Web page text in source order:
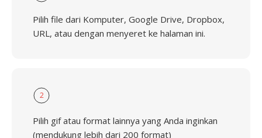
Pilih file dari Komputer, Google Drive, Dropbox,
URL, atau dengan menyeret ke halaman ini.
2
Pilih gif atau format lainnya yang Anda inginkan
(mendukung lebih dari 200 format)